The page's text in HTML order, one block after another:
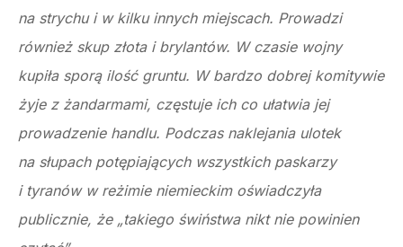
na strychu i w kilku innych miejscach. Prowadzi
również skup złota i brylantów. W czasie wojny
kupiła sporą ilość gruntu. W bardzo dobrej komitywie
żyje z żandarmami, częstuje ich co ułatwia jej
prowadzenie handlu. Podczas naklejania ulotek
na słupach potępiających wszystkich paskarzy
i tyranów w reżimie niemieckim oświadczyła
publicznie, że „takiego świństwa nikt nie powinien